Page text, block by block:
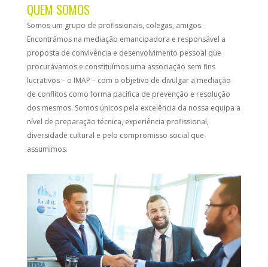
QUEM SOMOS
Somos um grupo de profissionais, colegas, amigos.
Encontrámos na mediação emancipadora e responsável a
proposta de convivência e desenvolvimento pessoal que
procurávamos e constituímos uma associação sem fins
lucrativos – o IMAP – com o objetivo de divulgar a mediação
de conflitos como forma pacífica de prevenção e resolução
dos mesmos. Somos únicos pela excelência da nossa equipa a
nível de preparação técnica, experiência profissional,
diversidade cultural e pelo compromisso social que
assumimos.